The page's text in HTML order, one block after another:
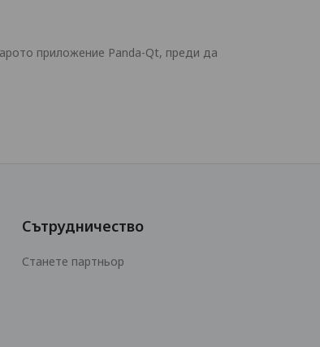
приложение Panda-Qt, преди да
Сътрудничество
Станете партньор